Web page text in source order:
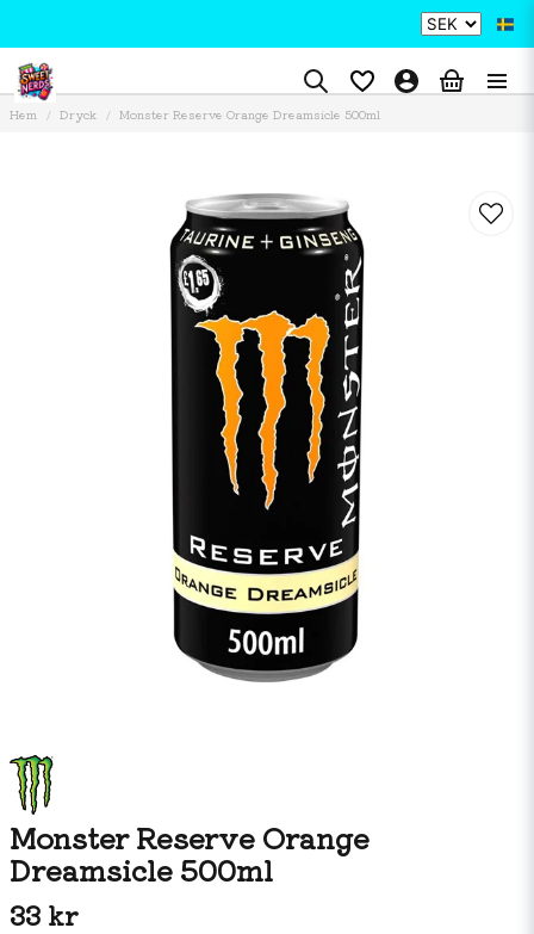
Hem Dryck Monster Reserve Orange Dreamsicle 500ml
Monster Reserve Orange
Dreamsicle 500ml
33 kr